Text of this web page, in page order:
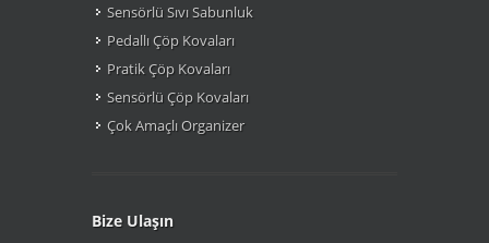
Sensörlü Sıvı Sabunluk
Pedallı Çöp Kovaları
Pratik Çöp Kovaları
Sensörlü Çöp Kovaları
Çok Amaçlı Organizer
Bize Ulaşın